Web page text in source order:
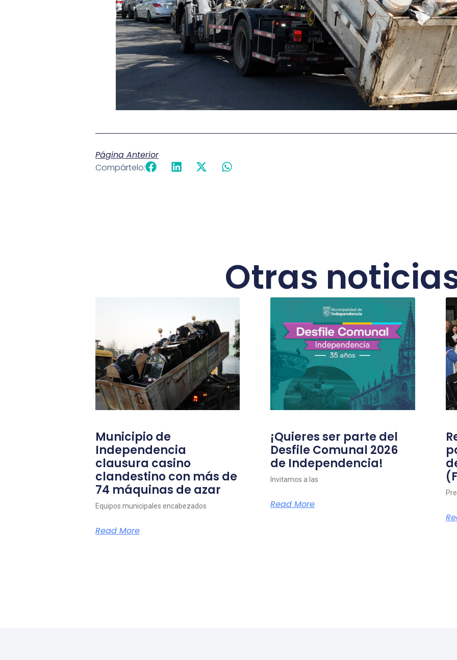
Página Anterior
Compártelo:
Otras
Municipio de
Independencia
clausura casino
clandestino con más de
74 máquinas de azar
Equipos municipales encabezados
Read More
¡Quieres ser parte del
Desfile Comunal 2026
de Independencia!
Invitamos a las
Read More